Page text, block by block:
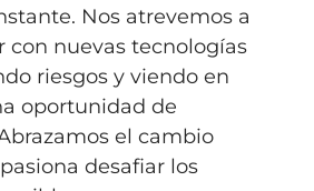
. Nos atrevemos a
con nuevas tecnologías
riesgos y viendo en
oportunidad de
el cambio
desafiar los